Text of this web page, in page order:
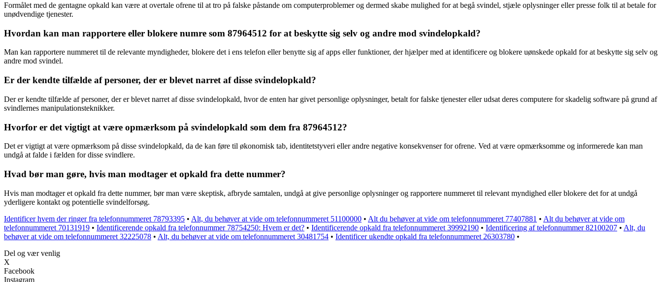
Formålet med de gentagne opkald kan være at overtale ofrene til at tro på falske påstande om computerproblemer og dermed skabe mulighed for at begå svindel, stjæle oplysninger eller presse folk til at betale for
unødvendige tjenester.
Hvordan kan man rapportere eller blokere numre som 87964512 for at beskytte sig selv og andre mod svindelopkald?
Man kan rapportere nummeret til de relevante myndigheder, blokere det i ens telefon eller benytte sig af apps eller funktioner, der hjælper med at identificere og blokere uønskede opkald for at beskytte sig selv og
andre mod svindel.
Er der kendte tilfælde af personer, der er blevet narret af disse svindelopkald?
Der er kendte tilfælde af personer, der er blevet narret af disse svindelopkald, hvor de enten har givet personlige oplysninger, betalt for falske tjenester eller udsat deres computere for skadelig software på grund af
svindlernes manipulationsteknikker.
Hvorfor er det vigtigt at være opmærksom på svindelopkald som dem fra 87964512?
Det er vigtigt at være opmærksom på disse svindelopkald, da de kan føre til økonomisk tab, identitetstyveri eller andre negative konsekvenser for ofrene. Ved at være opmærksomme og informerede kan man
undgå at falde i fælden for disse svindlere.
Hvad bør man gøre, hvis man modtager et opkald fra dette nummer?
Hvis man modtager et opkald fra dette nummer, bør man være skeptisk, afbryde samtalen, undgå at give personlige oplysninger og rapportere nummeret til relevant myndighed eller blokere det for at undgå
yderligere kontakt og potentielle svindelforsøg.
Identificer hvem der ringer fra telefonnummeret 78793395 • Alt, du behøver at vide om telefonnummeret 51100000 • Alt du behøver at vide om telefonnummeret 77407881 • Alt du behøver at vide om
telefonnummeret 70131919 • Identificerende opkald fra telefonnummer 78754250: Hvem er det? • Identificerende opkald fra telefonnummeret 39992190 • Identificering af telefonnummer 82100207 • Alt, du
behøver at vide om telefonnummeret 32225078 • Alt, du behøver at vide om telefonnummeret 30481754 • Identificer ukendte opkald fra telefonnummeret 26303780 •
Del og vær venlig
X
Facebook
Instagram